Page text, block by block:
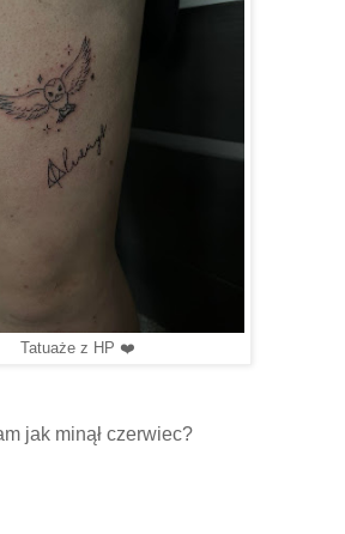
Tatuaże z HP ❤️
jak minął czerwiec?